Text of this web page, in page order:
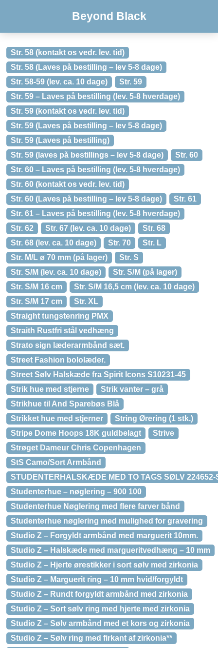
Beyond Black
Str. 58 (kontakt os vedr. lev. tid)
Str. 58 (Laves på bestilling – lev 5-8 dage)
Str. 58-59 (lev. ca. 10 dage)
Str. 59
Str. 59 – Laves på bestilling (lev. 5-8 hverdage)
Str. 59 (kontakt os vedr. lev. tid)
Str. 59 (Laves på bestilling – lev 5-8 dage)
Str. 59 (Laves på bestilling)
Str. 59 (laves på bestillings – lev 5-8 dage)
Str. 60
Str. 60 – Laves på bestilling (lev. 5-8 hverdage)
Str. 60 (kontakt os vedr. lev. tid)
Str. 60 (Laves på bestilling – lev 5-8 dage)
Str. 61
Str. 61 – Laves på bestilling (lev. 5-8 hverdage)
Str. 62
Str. 67 (lev. ca. 10 dage)
Str. 68
Str. 68 (lev. ca. 10 dage)
Str. 70
Str. L
Str. M/L ø 70 mm (på lager)
Str. S
Str. S/M (lev. ca. 10 dage)
Str. S/M (på lager)
Str. S/M 16 cm
Str. S/M 16,5 cm (lev. ca. 10 dage)
Str. S/M 17 cm
Str. XL
Straight tungstenring PMX
Straith Rustfri stål vedhæng
Strato sign læderarmbånd sæt.
Street Fashion bololæder.
Street Sølv Halskæde fra Spirit Icons S10231-45
Strik hue med stjerne
Strik vanter – grå
Strikhue til And Sparebøs Blå
Strikket hue med stjerner
String Ørering (1 stk.)
Stripe Dome Hoops 18K guldbelagt
Strive
Strøget Dameur Chris Copenhagen
StS Camo/Sort Armbånd
STUDENTERHALSKÆDE MED TO TAGS SØLV 224652-
Studenterhue – nøglering – 900 100
Studenterhue Nøglering med flere farver bånd
Studenterhue nøglering med mulighed for gravering
Studio Z – Forgyldt armbånd med marguerit 10mm.
Studio Z – Halskæde med margueritvedhæng – 10 mm
Studio Z – Hjerte ørestikker i sort sølv med zirkonia
Studio Z – Marguerit ring – 10 mm hvid/forgyldt
Studio Z – Rundt forgyldt armbånd med zirkonia
Studio Z – Sort sølv ring med hjerte med zirkonia
Studio Z – Sølv armbånd med et kors og zirkonia
Studio Z – Sølv ring med firkant af zirkonia**